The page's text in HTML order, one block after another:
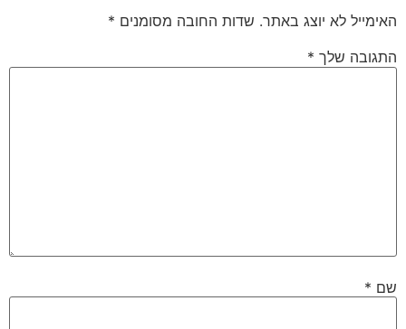
האימייל לא יוצג באתר. שדות החובה מסומנים *
התגובה שלך *
שם *